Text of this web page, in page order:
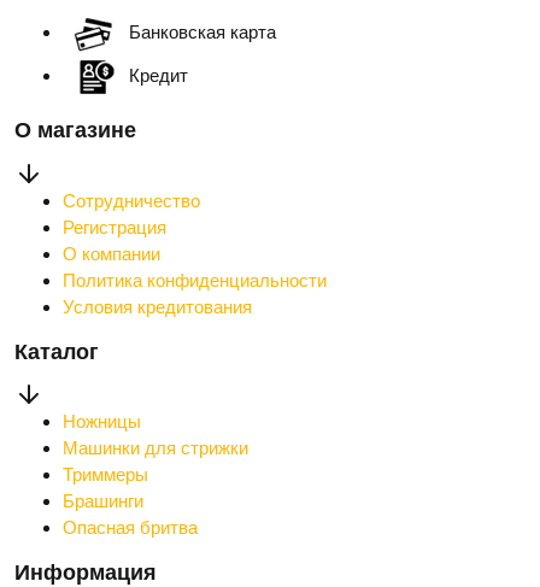
Банковская карта
Кредит
О магазине
Сотрудничество
Регистрация
О компании
Политика конфиденциальности
Условия кредитования
Каталог
Ножницы
Машинки для стрижки
Триммеры
Брашинги
Опасная бритва
Информация